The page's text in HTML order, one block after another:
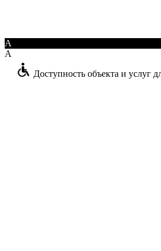
A
A
Доступность объекта и услуг